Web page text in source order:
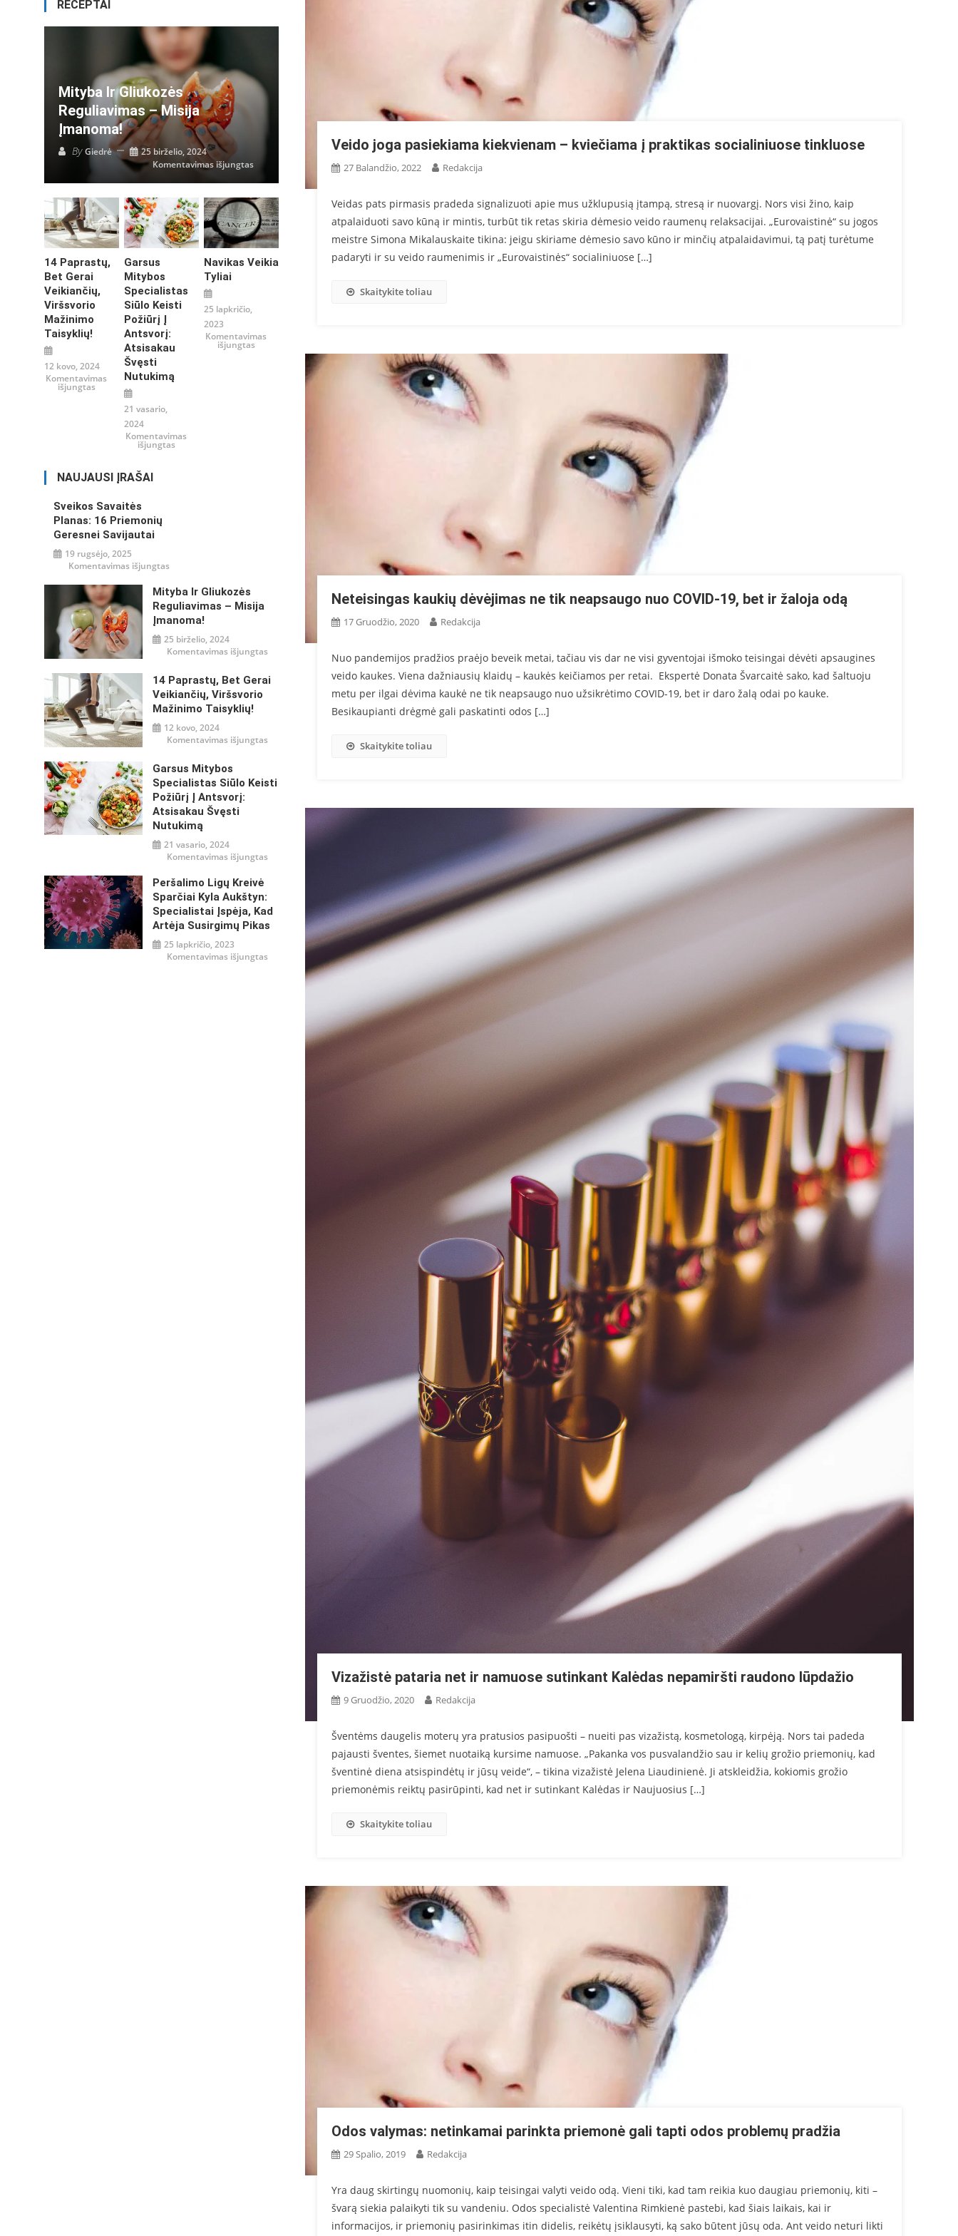
Veido joga pasiekiama kiekvienam – kviečiama į praktikas socialiniuose tinkluose
27 Balandžio, 2022 Redakcija
Veidas pats pirmasis pradeda signalizuoti apie mus užklupusią įtampą, stresą ir nuovargį. Nors visi žino, kaip
atpalaiduoti savo kūną ir mintis, turbūt tik retas skiria dėmesio veido raumenų relaksacijai. „Eurovaistinė“ su jogos
meistre Simona Mikalauskaite tikina: jeigu skiriame dėmesio savo kūno ir minčių atpalaidavimui, tą patį turėtume
padaryti ir su veido raumenimis ir „Eurovaistinės“ socialiniuose […]
Skaitykite toliau
Neteisingas kaukių dėvėjimas ne tik neapsaugo nuo COVID-19, bet ir žaloja odą
17 Gruodžio, 2020 Redakcija
Nuo pandemijos pradžios praėjo beveik metai, tačiau vis dar ne visi gyventojai išmoko teisingai dėvėti apsaugines
veido kaukes. Viena dažniausių klaidų – kaukės keičiamos per retai. Ekspertė Donata Švarcaitė sako, kad šaltuoju
metu per ilgai dėvima kaukė ne tik neapsaugo nuo užsikrėtimo COVID-19, bet ir daro žalą odai po kauke.
Besikaupianti drėgmė gali paskatinti odos […]
Skaitykite toliau
Vizažistė pataria net ir namuose sutinkant Kalėdas nepamiršti raudono lūpdažio
9 Gruodžio, 2020 Redakcija
Šventėms daugelis moterų yra pratusios pasipuošti – nueiti pas vizažistą, kosmetologą, kirpėją. Nors tai padeda
pajausti šventes, šiemet nuotaiką kursime namuose. „Pakanka vos pusvalandžio sau ir kelių grožio priemonių, kad
šventinė diena atsispindėtų ir jūsų veide“, – tikina vizažistė Jelena Liaudinienė. Ji atskleidžia, kokiomis grožio
priemonėmis reiktų pasirūpinti, kad net ir sutinkant Kalėdas ir Naujuosius […]
Skaitykite toliau
Odos valymas: netinkamai parinkta priemonė gali tapti odos problemų pradžia
29 Spalio, 2019 Redakcija
Yra daug skirtingų nuomonių, kaip teisingai valyti veido odą. Vieni tiki, kad tam reikia kuo daugiau priemonių, kiti –
švarą siekia palaikyti tik su vandeniu. Odos specialistė Valentina Rimkienė pastebi, kad šiais laikais, kai ir
informacijos, ir priemonių pasirinkimas itin didelis, reikėtų įsiklausyti, ką sako būtent jūsų oda. Ant veido neturi likti
RECEPTAI
Mityba Ir Gliukozės
Reguliavimas – Misija
Įmanoma!
ByGiedrė
25 birželio, 2024
Komentavimas išjungtasįraše
ir
reguliavimas
–
misija
įmanoma!
14 Paprastų,
Bet Gerai
Veikiančių,
Viršsvorio
Mažinimo
Taisyklių!
12 kovo, 2024
Komentavimas
išjungtasįraše
paprastų,
veikiančių,
viršsvorio
Garsus
Mitybos
Specialistas
Siūlo Keisti
Požiūrį Į
Antsvorį:
Atsisakau
Švęsti
Nutukimą
21 vasario,
2024
Komentavimas
išjungtasįraše
Navikas Veikia
Tyliai
25 lapkričio,
2023
Komentavimas
išjungtasįraše
NAUJAUSI ĮRAŠAI
Sveikos Savaitės
Planas: 16 Priemonių
Geresnei Savijautai
19 rugsėjo, 2025
Komentavimas išjungtasįraše
planas:
16
priemonių
geresnei
savijautai
Mityba Ir Gliukozės
Reguliavimas – Misija
Įmanoma!
25 birželio, 2024
Komentavimas išjungtasįraše
gliukozės
reguliavimas
14 Paprastų, Bet Gerai
Veikiančių, Viršsvorio
Mažinimo Taisyklių!
12 kovo, 2024
Komentavimas išjungtasįraše
veikiančių,
viršsvorio
Garsus Mitybos
Specialistas Siūlo Keisti
Požiūrį Į Antsvorį:
Atsisakau Švęsti
Nutukimą
21 vasario, 2024
Komentavimas išjungtasįraše
požiūrį
į
antsvorį:
atsisakau
nutukimą
Peršalimo Ligų Kreivė
Sparčiai Kyla Aukštyn:
Specialistai Įspėja, Kad
Artėja Susirgimų Pikas
25 lapkričio, 2023
Komentavimas išjungtasįraše
susirgimų